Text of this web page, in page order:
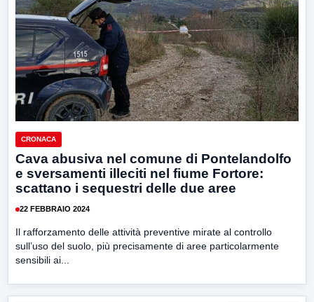
CRONACA
Cava abusiva nel comune di Pontelandolfo
e sversamenti illeciti nel fiume Fortore:
scattano i sequestri delle due aree
22 FEBBRAIO 2024
Il rafforzamento delle attività preventive mirate al controllo
sull’uso del suolo, più precisamente di aree particolarmente
sensibili ai...